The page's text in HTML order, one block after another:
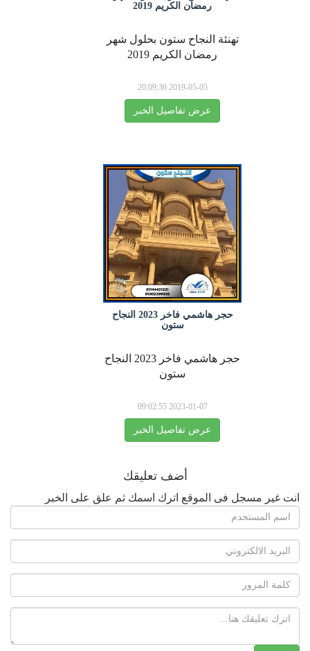
رمضان الكريم 2019
تهنئة النجاح ستون بحلول شهر
رمضان الكريم 2019
2019-05-05 20:09:36
عرض تفاصيل الخبر
حجر هاشمي فاخر 2023 النجاح
ستون
حجر هاشمي فاخر 2023 النجاح
ستون
2023-01-07 09:02:55
عرض تفاصيل الخبر
أضف تعليقك
انت غير مسجل فى الموقع اترك اسمك ثم علق على الخبر